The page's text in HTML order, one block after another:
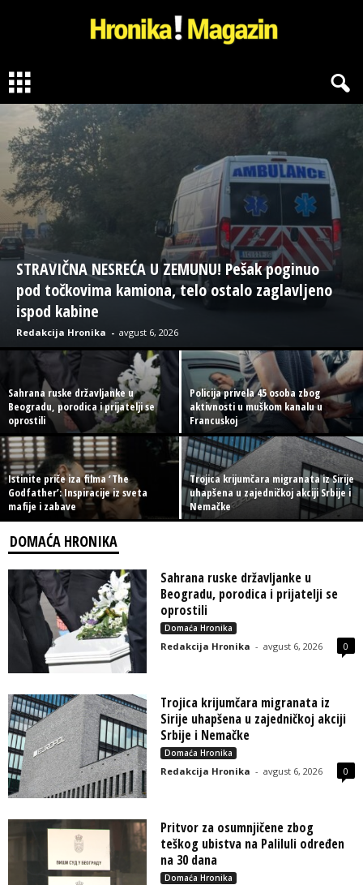
i
i
STRAVIČNA NESREĆA U ZEMUNU! Pešak poginuo
pod točkovima kamiona, telo ostalo zaglavljeno
ispod kabine
Redakcija Hronika - avgust 6, 2026
Sahrana ruske državljanke u
Beogradu, porodica i prijatelji se
oprostili
Policija privela 45 osoba zbog
aktivnosti u muškom kanalu u
Francuskoj
Istinite priče iza filma ‘The
Godfather’: Inspiracije iz sveta
mafije i zabave
Trojica krijumčara migranata iz Sirije
uhapšena u zajedničkoj akciji Srbije i
Nemačke
DOMAĆA HRONIKA
Sahrana ruske državljanke u
Beogradu, porodica i prijatelji se
oprostili
Domaća Hronika
Redakcija Hronika - avgust 6, 2026 0
Trojica krijumčara migranata iz
Sirije uhapšena u zajedničkoj akciji
Srbije i Nemačke
Domaća Hronika
Redakcija Hronika - avgust 6, 2026 0
Pritvor za osumnjičene zbog
teškog ubistva na Paliluli određen
na 30 dana
Domaća Hronika